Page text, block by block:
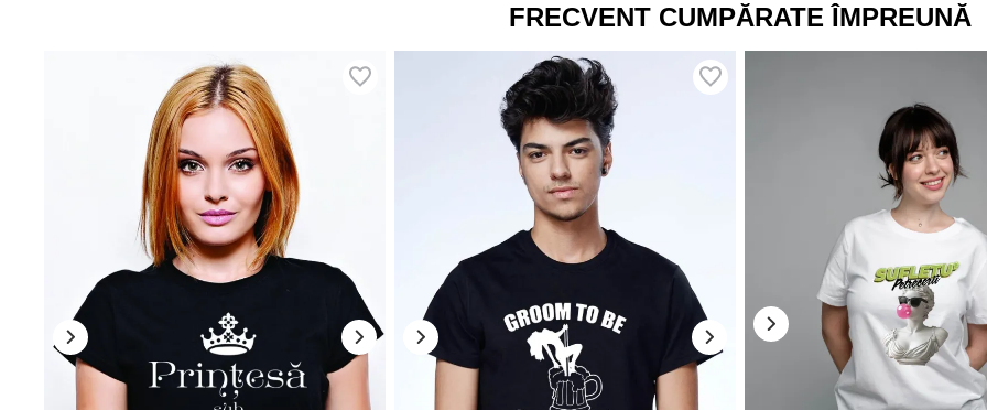
FRECVENT CUMPĂRATE ÎMPREUNĂ